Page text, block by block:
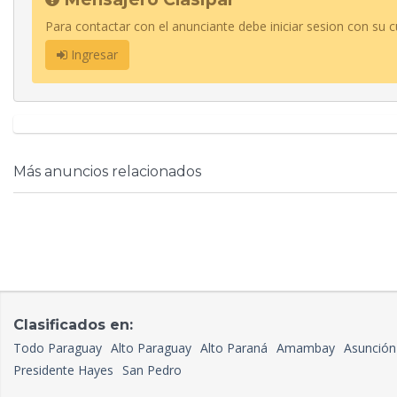
Para contactar con el anunciante debe iniciar sesion con su
Ingresar
Más anuncios relacionados
Clasificados en:
Todo Paraguay Alto Paraguay Alto Paraná Amambay Asunción
Presidente Hayes San Pedro